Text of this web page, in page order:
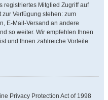
registriertes Mitglied Zugriff auf
Verfügung stehen: zum
E-Mail-Versand an andere
so weiter. Wir empfehlen Ihnen
und Ihnen zahlreiche Vorteile
Privacy Protection Act of 1998